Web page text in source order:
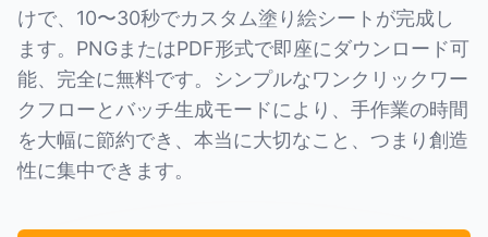
けで、10〜30秒でカスタム塗り絵シートが完成し
ます。PNGまたはPDF形式で即座にダウンロード可
能、完全に無料です。シンプルなワンクリックワー
クフローとバッチ生成モードにより、手作業の時間
を大幅に節約でき、本当に大切なこと、つまり創造
性に集中できます。